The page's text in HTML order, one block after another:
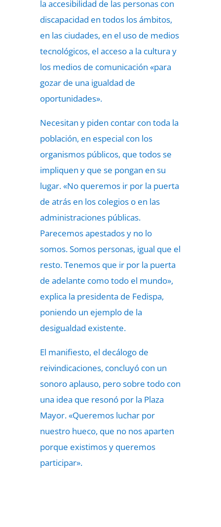
la accesibilidad de las personas con
discapacidad en todos los ámbitos,
en las ciudades, en el uso de medios
tecnológicos, el acceso a la cultura y
los medios de comunicación «para
gozar de una igualdad de
oportunidades».
Necesitan y piden contar con toda la
población, en especial con los
organismos públicos, que todos se
impliquen y que se pongan en su
lugar. «No queremos ir por la puerta
de atrás en los colegios o en las
administraciones públicas.
Parecemos apestados y no lo
somos. Somos personas, igual que el
resto. Tenemos que ir por la puerta
de adelante como todo el mundo»,
explica la presidenta de Fedispa,
poniendo un ejemplo de la
desigualdad existente.
El manifiesto, el decálogo de
reivindicaciones, concluyó con un
sonoro aplauso, pero sobre todo con
una idea que resonó por la Plaza
Mayor. «Queremos luchar por
nuestro hueco, que no nos aparten
porque existimos y queremos
participar».